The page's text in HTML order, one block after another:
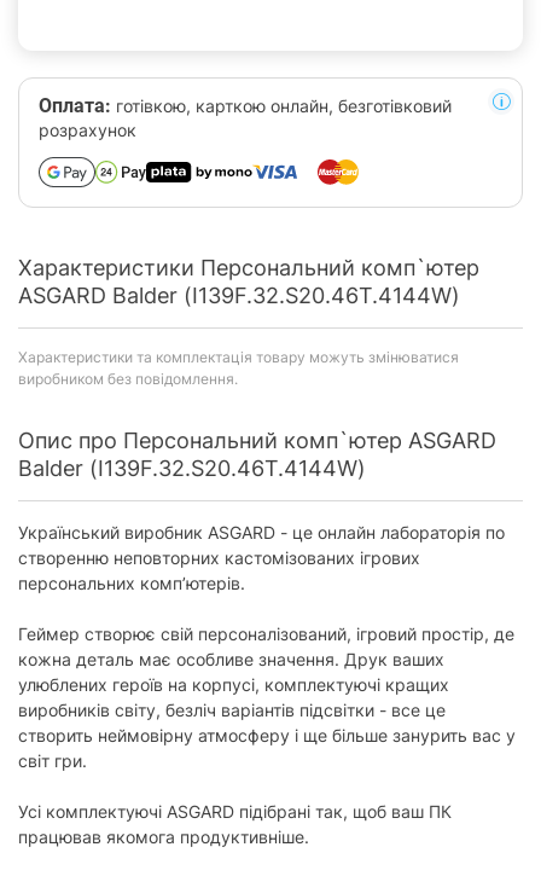
Оплата: готівкою, карткою онлайн, безготівковий
розрахунок
Характеристики Персональний комп`ютер
ASGARD Balder (I139F.32.S20.46T.4144W)
Характеристики та комплектація товару можуть змінюватися
виробником без повідомлення.
Опис про Персональний комп`ютер ASGARD
Balder (I139F.32.S20.46T.4144W)
Український виробник ASGARD - це онлайн лабораторія по
створенню неповторних кастомізованих ігрових
персональних комп’ютерів.
Геймер створює свій персоналізований, ігровий простір, де
кожна деталь має особливе значення. Друк ваших
улюблених героїв на корпусі, комплектуючі кращих
виробників світу, безліч варіантів підсвітки - все це
створить неймовірну атмосферу і ще більше занурить вас у
світ гри.
Усі комплектуючі ASGARD підібрані так, щоб ваш ПК
працював якомога продуктивніше.